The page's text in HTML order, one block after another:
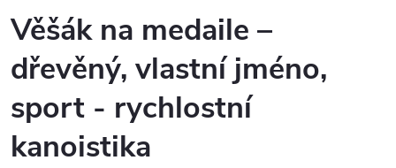
Věšák na medaile –
dřevěný, vlastní jméno,
sport - rychlostní
kanoistika